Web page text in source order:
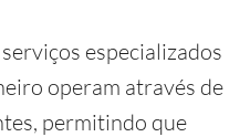
especializados
operam através de
permitindo que